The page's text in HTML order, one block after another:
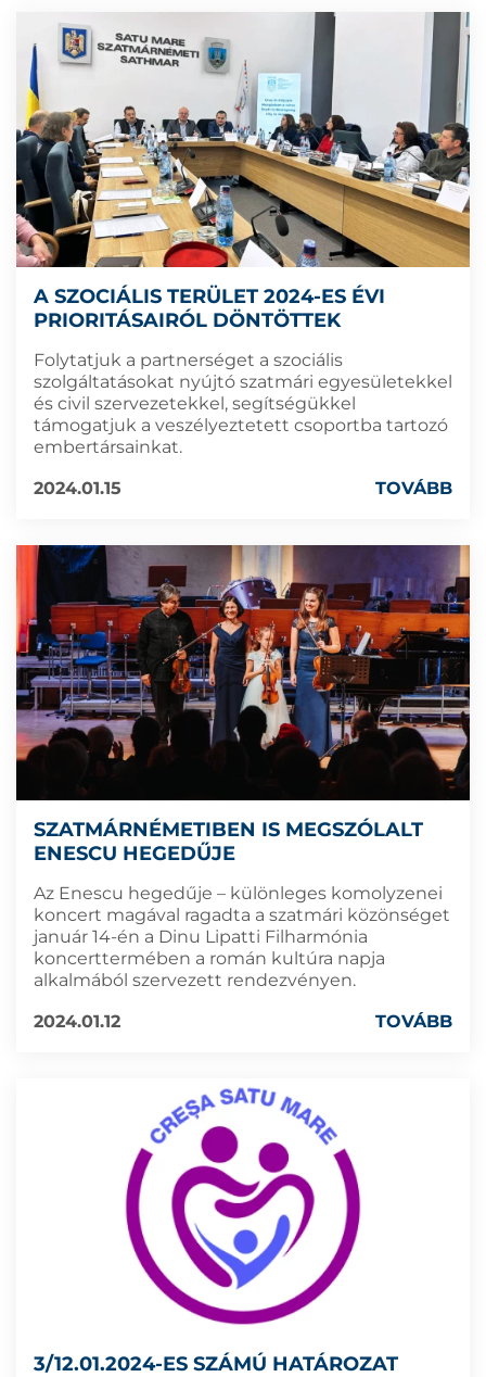
A SZOCIÁLIS TERÜLET 2024-ES ÉVI
PRIORITÁSAIRÓL DÖNTÖTTEK
Folytatjuk a partnerséget a szociális
szolgáltatásokat nyújtó szatmári egyesületekkel
és civil szervezetekkel, segítségükkel
támogatjuk a veszélyeztetett csoportba tartozó
embertársainkat.
2024.01.15
TOVÁBB
SZATMÁRNÉMETIBEN IS MEGSZÓLALT
ENESCU HEGEDŰJE
Az Enescu hegedűje – különleges komolyzenei
koncert magával ragadta a szatmári közönséget
január 14-én a Dinu Lipatti Filharmónia
koncerttermében a román kultúra napja
alkalmából szervezett rendezvényen.
2024.01.12
TOVÁBB
3/12.01.2024-ES SZÁMÚ HATÁROZAT